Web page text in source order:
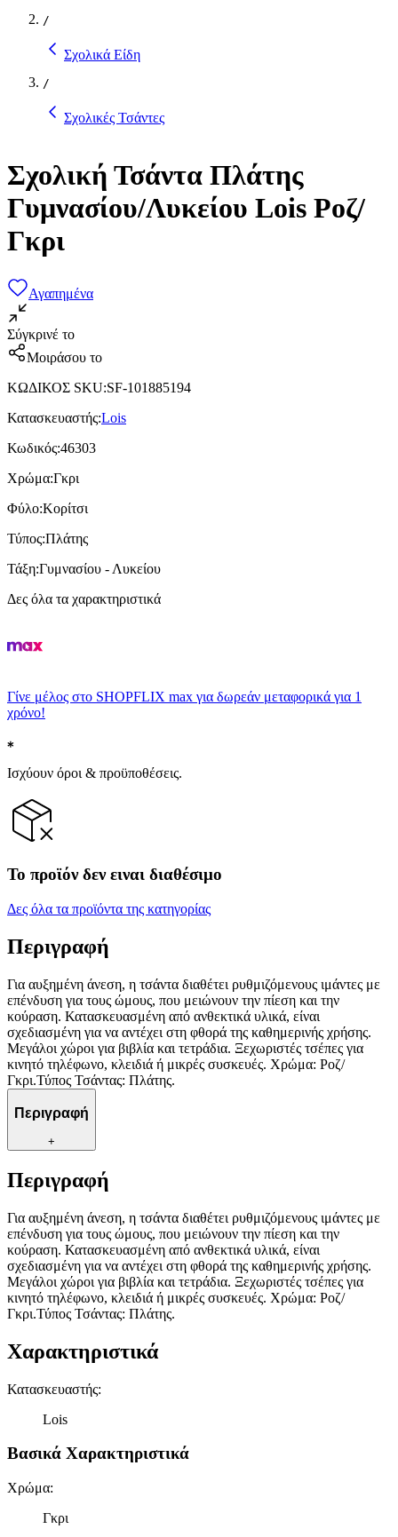
/
Σχολικά Είδη
/
Σχολικές Τσάντες
Σχολική Τσάντα Πλάτης
Γυμνασίου/Λυκείου Lois Ροζ/
Γκρι
Αγαπημένα
Σύγκρινέ το
Μοιράσου το
ΚΩΔΙΚΟΣ SKU:SF-101885194
Κατασκευαστής:Lois
Κωδικός:46303
Χρώμα:Γκρι
Φύλο:Κορίτσι
Τύπος:Πλάτης
Τάξη:Γυμνασίου - Λυκείου
Δες όλα τα χαρακτηριστικά
Γίνε μέλος στο SHOPFLIX max για δωρεάν μεταφορικά για 1
χρόνο!
Ισχύουν όροι & προϋποθέσεις.
Το προϊόν δεν ειναι διαθέσιμο
Δες όλα τα προϊόντα της κατηγορίας
Περιγραφή
Για αυξημένη άνεση, η τσάντα διαθέτει ρυθμιζόμενους ιμάντες με
επένδυση για τους ώμους, που μειώνουν την πίεση και την
κούραση. Κατασκευασμένη από ανθεκτικά υλικά, είναι
σχεδιασμένη για να αντέχει στη φθορά της καθημερινής χρήσης.
Μεγάλοι χώροι για βιβλία και τετράδια. Ξεχωριστές τσέπες για
κινητό τηλέφωνο, κλειδιά ή μικρές συσκευές. Χρώμα: Ροζ/
Γκρι.Τύπος Τσάντας: Πλάτης.
Περιγραφή
+
Περιγραφή
Για αυξημένη άνεση, η τσάντα διαθέτει ρυθμιζόμενους ιμάντες με
επένδυση για τους ώμους, που μειώνουν την πίεση και την
κούραση. Κατασκευασμένη από ανθεκτικά υλικά, είναι
σχεδιασμένη για να αντέχει στη φθορά της καθημερινής χρήσης.
Μεγάλοι χώροι για βιβλία και τετράδια. Ξεχωριστές τσέπες για
κινητό τηλέφωνο, κλειδιά ή μικρές συσκευές. Χρώμα: Ροζ/
Γκρι.Τύπος Τσάντας: Πλάτης.
Χαρακτηριστικά
Κατασκευαστής:
Lois
Βασικά Χαρακτηριστικά
Χρώμα:
Γκρι